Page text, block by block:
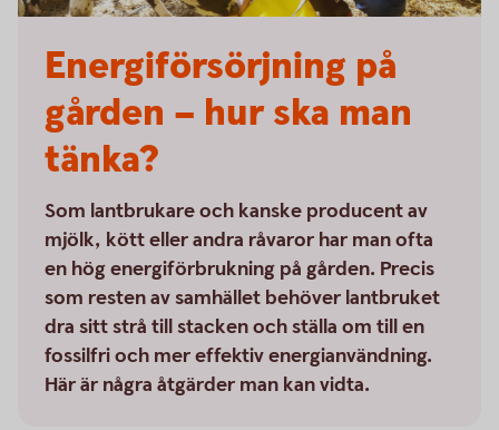
Energiförsörjning på
gården – hur ska man
tänka?
Som lantbrukare och kanske producent av
mjölk, kött eller andra råvaror har man ofta
en hög energiförbrukning på gården. Precis
som resten av samhället behöver lantbruket
dra sitt strå till stacken och ställa om till en
fossilfri och mer effektiv energianvändning.
Här är några åtgärder man kan vidta.